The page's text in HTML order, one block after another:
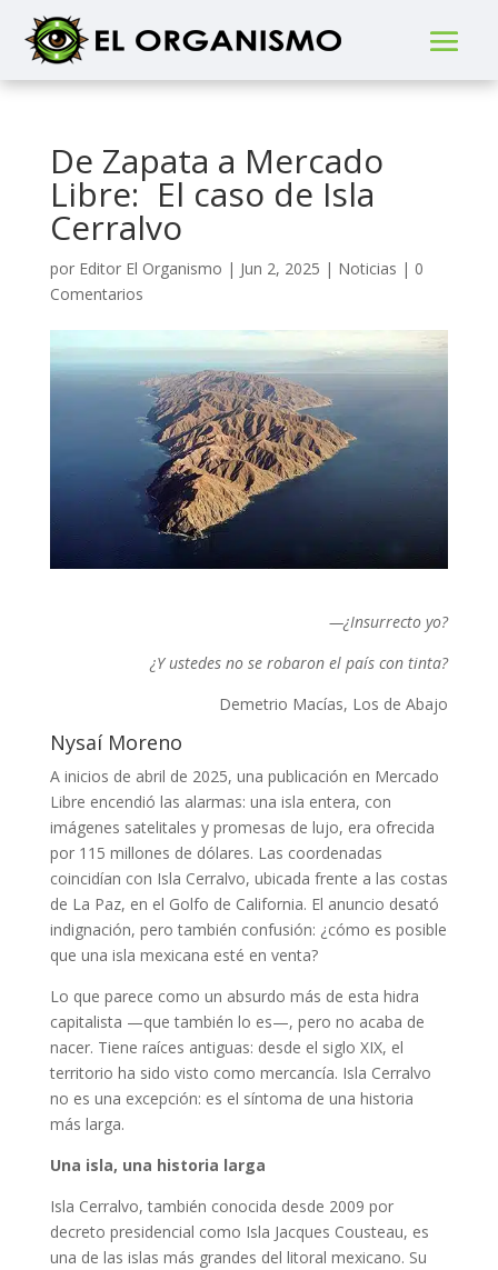
De Zapata a Mercado
Libre: El caso de Isla
Cerralvo
por Editor El Organismo | Jun 2, 2025 | Noticias | 0
Comentarios
—¿Insurrecto yo?
¿Y ustedes no se robaron el país con tinta?
Demetrio Macías, Los de Abajo
Nysaí Moreno
A inicios de abril de 2025, una publicación en Mercado
Libre encendió las alarmas: una isla entera, con
imágenes satelitales y promesas de lujo, era ofrecida
por 115 millones de dólares. Las coordenadas
coincidían con Isla Cerralvo, ubicada frente a las costas
de La Paz, en el Golfo de California. El anuncio desató
indignación, pero también confusión: ¿cómo es posible
que una isla mexicana esté en venta?
Lo que parece como un absurdo más de esta hidra
capitalista —que también lo es—, pero no acaba de
nacer. Tiene raíces antiguas: desde el siglo XIX, el
territorio ha sido visto como mercancía. Isla Cerralvo
no es una excepción: es el síntoma de una historia
más larga.
Una isla, una historia larga
Isla Cerralvo, también conocida desde 2009 por
decreto presidencial como Isla Jacques Cousteau, es
una de las islas más grandes del litoral mexicano. Su